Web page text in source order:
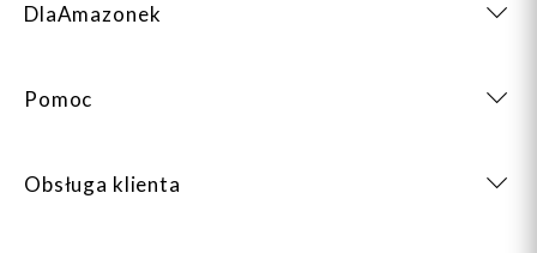
DlaAmazonek
Pomoc
Obsługa klienta